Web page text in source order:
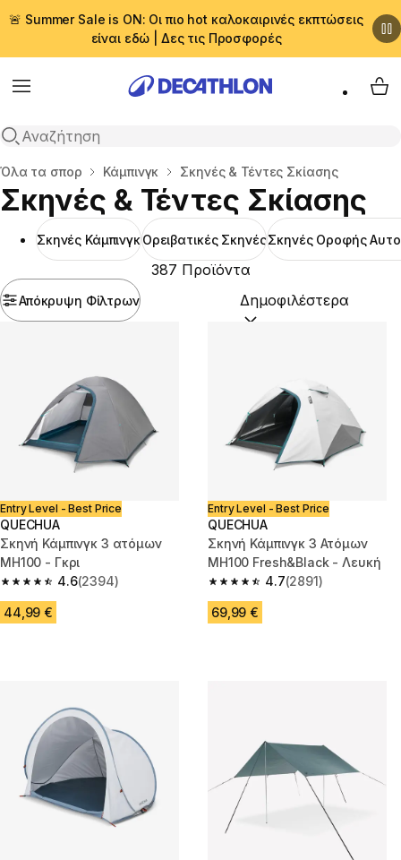
🚨 Summer Sale is ON: Οι πιο hot καλοκαιρινές εκπτώσεις
είναι εδώ | Δες τις Προσφορές
Menu
Αναζήτηση
My
Αρχική σελίδα
Όλα τα σπορ Κάμπινγκ Σκηνές & Τέντες Σκίασης
Σκηνές & Τέντες Σκίασης
Σκηνές ΚάμπινγκΟρειβατικές ΣκηνέςΣκηνές Οροφής
Απόκρυψη Φίλτρων
387 Προϊόντα
Ταξινόμηση κατά:
Entry Level - Best Price
QUECHUA
Σκηνή Κάμπινγκ 3 ατόμων
MH100 - Γκρι
4.6
4.6 out of 5 stars from 2394 reviews
(2394)
44,99 €
Entry Level - Best Price
QUECHUA
Σκηνή Κάμπινγκ 3 Ατόμων
MH100 Fresh&Black - Λευκή
4.7
4.7 out of 5 stars from 2891
(2891)
69,99 €